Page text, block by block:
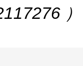
）